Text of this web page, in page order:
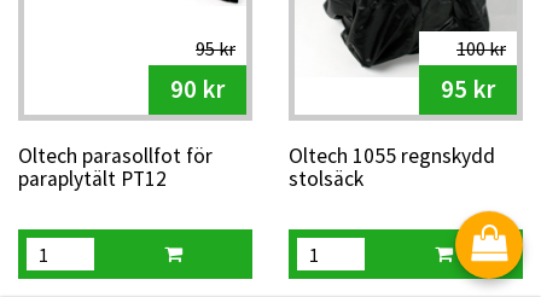
95 kr
90 kr
Oltech parasollfot för
paraplytält PT12
100 kr
95 kr
Oltech 1055 regnskydd
stolsäck